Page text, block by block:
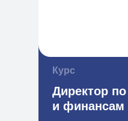
Курс
Директор
и финансам